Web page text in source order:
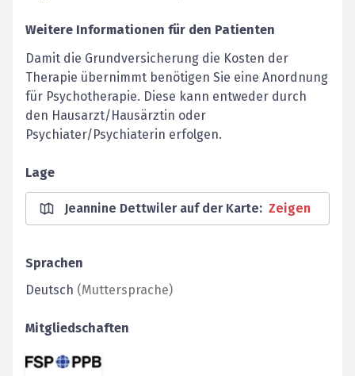
Weitere Informationen für den Patienten
Damit die Grundversicherung die Kosten der
Therapie übernimmt benötigen Sie eine Anordnung
für Psychotherapie. Diese kann entweder durch
den Hausarzt/Hausärztin oder
Psychiater/Psychiaterin erfolgen.
Lage
Jeannine Dettwiler auf der Karte: Zeigen
Sprachen
Deutsch (Muttersprache)
Mitgliedschaften